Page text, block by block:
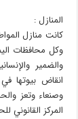
المنازل :
كانت منازل
وكل محافظات
والضمير
انقاض بيوتها
وصنعاء وتعز
المركز القانوني للحقوق